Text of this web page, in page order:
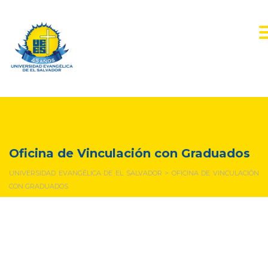
Oficina de Vinculación con Graduados
UNIVERSIDAD EVANGÉLICA DE EL SALVADOR > OFICINA DE VINCULACIÓN
CON GRADUADOS